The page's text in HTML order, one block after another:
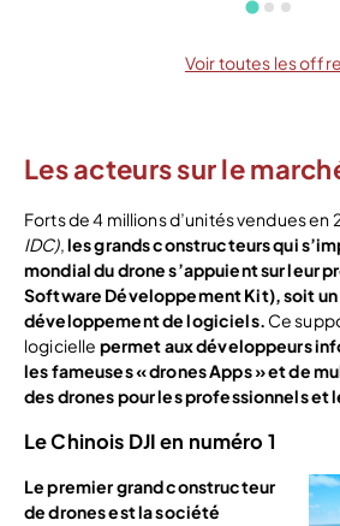
Voir toutes les
Les acteurs sur le
Forts de 4 millions d’unités vendues en
IDC),les grands constructeurs qui
mondial du drone s’appuient sur leur
Software Développement Kit), soit
développement de logiciels. Ce
logicielle permet aux développeurs
les fameuses « drones Apps » et de
des drones pour les professionnels et
Le Chinois DJI en numéro 1
Le premier grand constructeur
de drones est la société